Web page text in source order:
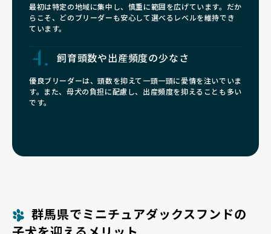
最初は特定の地域に集中し、慎重に範囲を広げています。だか
らこそ、どのブリーダーも安心して選べるレベルを維持でき
ています。
飼育頭数や出産頻度の少なさ
優良ブリーダーは、頭数を抑えて一頭一頭に愛情を注いでいま
す。また、母犬の負担に配慮し、出産頻度を抑えることも多い
です。
群馬県でミニチュアダックスフンドの